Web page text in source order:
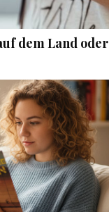
dem Land oder